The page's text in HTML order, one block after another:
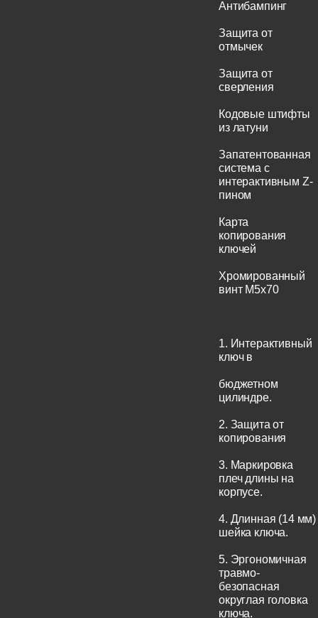
Антибампинг
Защита от
отмычек
Защита от
сверления
Кодовые штифты
из латуни
Запатентованная
система с
интерактивным Z-
пином
Карта
копирования
ключей
Хромированный
винт M5x70
1. Интерактивный
ключ в
бюджетном
цилиндре.
2. Защита от
копирования
3. Маркировка
плеч длины на
корпусе.
4. Длинная (14 мм)
шейка ключа.
5. Эргономичная
травмо-
безопасная
округлая головка
ключа.